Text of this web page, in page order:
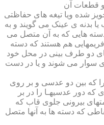
و قطعات آن
شده ویا تیغه های حفاظتی
بدنه ی عینک می گویند و به
هایی که به آن متصل می
هم هستند که دسته
دو طرف بینی در محل خود
سوار می شوند و یا در دست
که بین دو عدسی و بر روی
که دور عدسیهـا را در بر
بیرونی جلوی قاب که
که دسته ها به آنها متصل